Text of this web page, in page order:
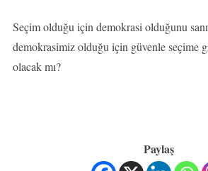
Seçim olduğu için demokrasi olduğunu
demokrasimiz olduğu için güvenle seçime
olacak mı?
Paylaş